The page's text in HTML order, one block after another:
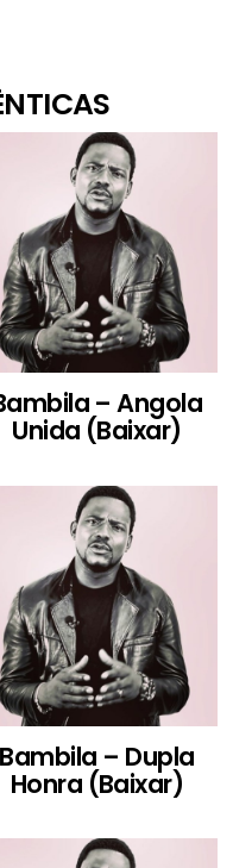
– Angola
Unida (Baixar)
Bambila – Dupla
Honra (Baixar)